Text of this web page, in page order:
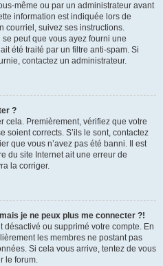
même ou par un administrateur avant
information est indiquée lors de
courriel, suivez ses instructions.
peut que vous ayez fourni une
été traité par un filtre anti-spam. Si
contactez un administrateur.
?
cela. Premièrement, vérifiez que votre
soient corrects. S’ils le sont, contactez
que vous n’avez pas été banni. Il est
du site Internet ait une erreur de
la corriger.
je ne peux plus me connecter ?!
désactivé ou supprimé votre compte. En
les membres ne postant pas
Si cela vous arrive, tentez de vous
le forum.